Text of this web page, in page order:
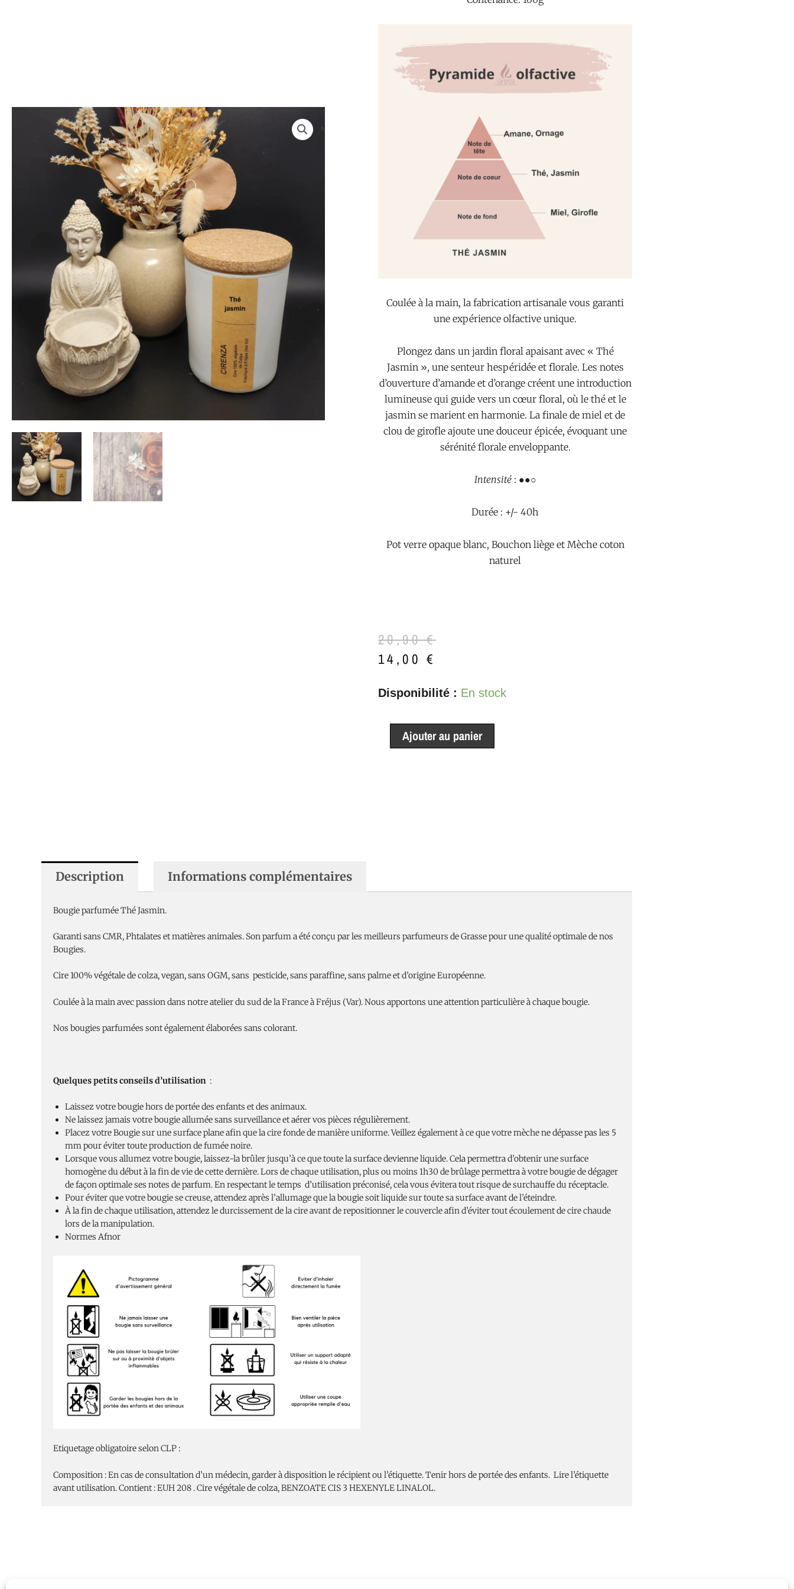
Coulée à la main, la fabrication artisanale vous garanti
une expérience olfactive unique.
Plongez dans un jardin floral apaisant avec « Thé
Jasmin », une senteur hespéridée et florale. Les notes
d’ouverture d’amande et d’orange créent une introduction
lumineuse qui guide vers un cœur floral, où le thé et le
jasmin se marient en harmonie. La finale de miel et de
clou de girofle ajoute une douceur épicée, évoquant une
sérénité florale enveloppante.
Intensité: ●●○
Durée : +/- 40h
Pot verre opaque blanc, Bouchon liège et Mèche coton
naturel
20,90€
Le
prix
était :
14,00€
Le
prix
est :
Disponibilité : En stock
quantité
Bougie
parfumée
Ajouter au panier
Description Informations complémentaires
Bougie parfumée Thé Jasmin.
Garanti sans CMR, Phtalates et matières animales. Son parfum a été conçu par les meilleurs parfumeurs de Grasse pour une qualité optimale de nos
Bougies.
Cire 100% végétale de colza, vegan, sans OGM, sans pesticide, sans paraffine, sans palme et d’origine Européenne.
Coulée à la main avec passion dans notre atelier du sud de la France à Fréjus (Var). Nous apportons une attention particulière à chaque bougie.
Nos bougies parfumées sont également élaborées sans colorant.
Quelques petits conseils d’utilisation :
Laissez votre bougie hors de portée des enfants et des animaux.
Ne laissez jamais votre bougie allumée sans surveillance et aérer vos pièces régulièrement.
Placez votre Bougie sur une surface plane afin que la cire fonde de manière uniforme. Veillez également à ce que votre mèche ne dépasse pas les 5
mm pour éviter toute production de fumée noire.
Lorsque vous allumez votre bougie, laissez-la brûler jusqu’à ce que toute la surface devienne liquide. Cela permettra d’obtenir une surface
homogène du début à la fin de vie de cette dernière. Lors de chaque utilisation, plus ou moins 1h30 de brûlage permettra à votre bougie de dégager
de façon optimale ses notes de parfum. En respectant le temps d’utilisation préconisé, cela vous évitera tout risque de surchauffe du réceptacle.
Pour éviter que votre bougie se creuse, attendez après l’allumage que la bougie soit liquide sur toute sa surface avant de l’éteindre.
À la fin de chaque utilisation, attendez le durcissement de la cire avant de repositionner le couvercle afin d’éviter tout écoulement de cire chaude
lors de la manipulation.
Normes Afnor
Etiquetage obligatoire selon CLP :
Composition : En cas de consultation d’un médecin, garder à disposition le récipient ou l’étiquette. Tenir hors de portée des enfants. Lire l’étiquette
avant utilisation. Contient : EUH 208 . Cire végétale de colza, BENZOATE CIS 3 HEXENYLE LINALOL.